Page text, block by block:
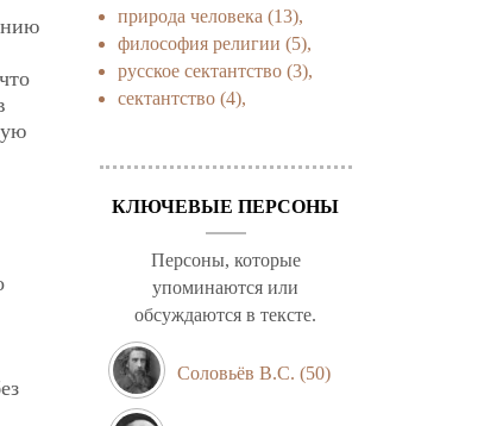
природа человека (13),
философия религии (5),
русское сектантство (3),
сектантство (4),
КЛЮЧЕВЫЕ ПЕРСОНЫ
Персоны, которые
упоминаются или
обсуждаются в тексте.
Соловьёв В.С. (50)